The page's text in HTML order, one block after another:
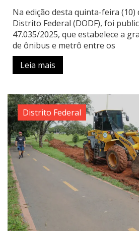
Na edição desta quinta-feira (10)
Distrito Federal (DODF), foi
47.035/2025, que estabelece a
de ônibus e metrô entre os
Leia mais
Distrito Federal